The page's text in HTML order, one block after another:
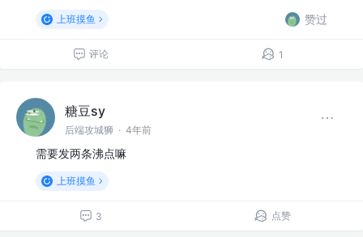
上班摸鱼 赞过
评论 1
糖豆sy
后端攻城狮 · 4年前
需要发两条沸点嘛
上班摸鱼
3 点赞